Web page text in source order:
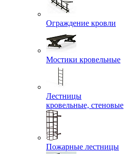
Ограждение кровли
Мостики кровельные
Лестницы
кровельные, стеновые
Пожарные лестницы